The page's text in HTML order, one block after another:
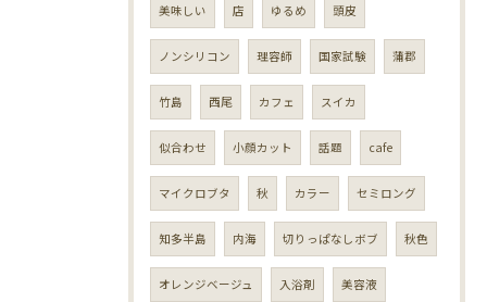
美味しい 店 ゆるめ 頭皮
ノンシリコン 理容師 国家試験 蒲郡
竹島 西尾 カフェ スイカ
似合わせ 小顔カット 話題 cafe
マイクロブタ 秋 カラー セミロング
知多半島 内海 切りっぱなしボブ 秋色
オレンジベージュ 入浴剤 美容液